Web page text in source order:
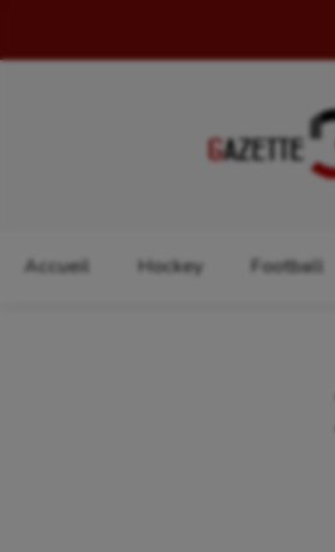
Accueil Hockey Football